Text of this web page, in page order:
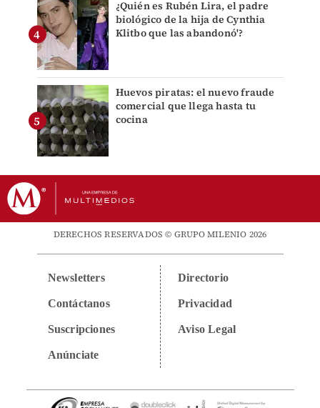
¿Quién es Rubén Lira, el padre
biológico de la hija de Cynthia
Klitbo que las abandonó'?
Huevos piratas: el nuevo fraude
comercial que llega hasta tu
cocina
DERECHOS RESERVADOS © GRUPO MILENIO 2026
Newsletters
Contáctanos
Suscripciones
Anúnciate
Directorio
Privacidad
Aviso Legal